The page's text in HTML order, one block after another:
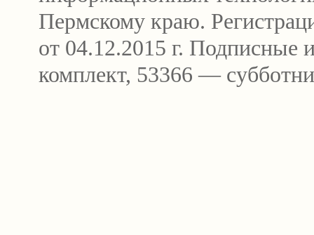
Пермскому краю.
от 04.12.2015 г.
комплект, 53366 —